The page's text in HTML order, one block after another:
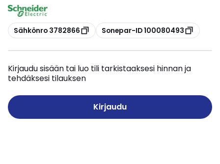
Kopioi
Sähkönro 3782866 Kopioi
Sonepar-ID 100080493
Kirjaudu sisään tai luo tili tarkistaaksesi hinnan ja
tehdäksesi tilauksen
Kirjaudu